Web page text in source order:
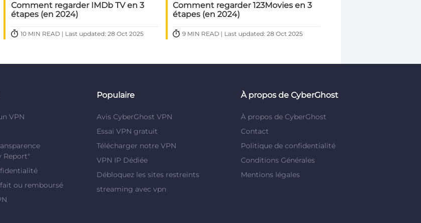
Comment regarder IMDb TV en 3
étapes (en 2024)
10 MIN READ | Last updated: 28 Oct 2025
Comment regarder 123Movies en 3
étapes (en 2024)
9 MIN READ | Last updated: 28 Oct 2025
VPN
Report"
ou remboursé
Populaire
Avis CyberGhost VPN
Essai VPN gratuit
Télécharger notre VPN
VPN IP Dédiée
Débloquez les sites restreints
streaming avec vpn
À propos de CyberGhost
À propos de CyberGhost
Contact
Politique de confidentialité
Conditions Générales
Mentions légales